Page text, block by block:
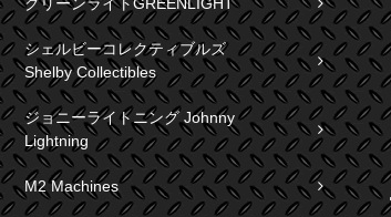
グリーンライトGREENLIGHT
シェルビーコレクティブルズ
Shelby Collectibles
ジョニーライトニング Johnny
Lightning
M2 Machines